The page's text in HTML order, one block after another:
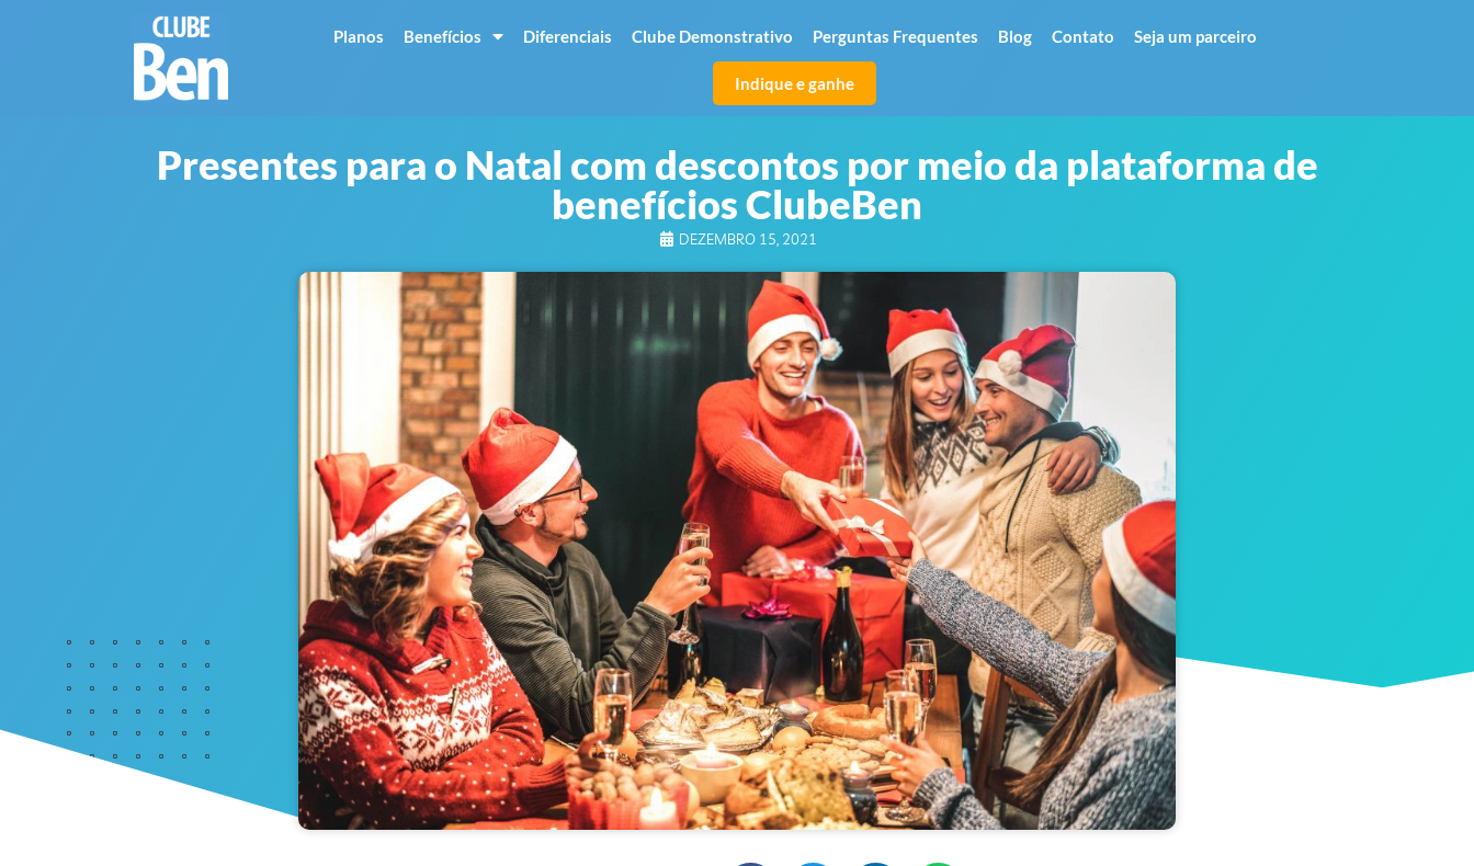
Planos Benefícios Diferenciais Clube Demonstrativo Perguntas Frequentes Blog Contato Seja um parceiro
Indique e ganhe
Presentes para o Natal com descontos por meio da plataforma de
benefícios ClubeBen
DEZEMBRO 15, 2021